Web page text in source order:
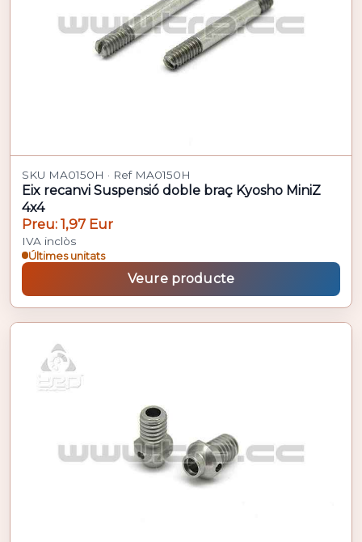
SKU MA0150H · Ref MA0150H
Eix recanvi Suspensió doble braç Kyosho MiniZ
4x4
Preu: 1,97 Eur
IVA inclòs
Últimes unitats
Veure producte